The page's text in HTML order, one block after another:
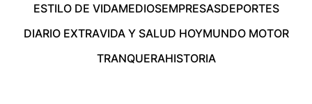
ESTILO DE VIDAMEDIOSEMPRESASDEPORTES
DIARIO EXTRAVIDA Y SALUD HOYMUNDO MOTOR
TRANQUERAHISTORIA